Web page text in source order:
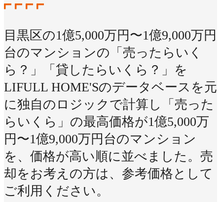
目黒区の1億5,000万円〜1億9,000万円
台のマンションの「売ったらいく
ら？」「貸したらいくら？」を
LIFULL HOME'Sのデータベースを元
に独自のロジックで計算し「売った
らいくら」の最高価格が1億5,000万
円〜1億9,000万円台のマンション
を、価格が高い順に並べました。売
却をお考えの方は、参考価格として
ご利用ください。